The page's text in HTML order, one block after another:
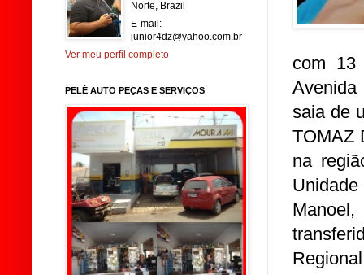
com 13
saia de
TOMAZ
na
Norte, Brazil
E-mail:
junior4dz@yahoo.com.br
Ver meu perfil completo
PELÉ AUTO PEÇAS E SERVIÇOS